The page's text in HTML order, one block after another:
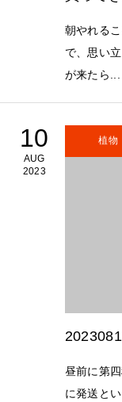
朝やれる
で、思い
が来たら...
10
AUG
2023
植物
昼前に第
に発送と